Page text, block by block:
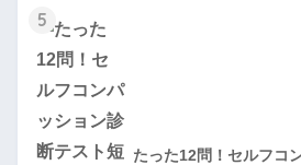
5
たった12問！セルフコ